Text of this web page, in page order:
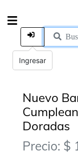
Nuevo
Doradas
Precio: $
Ingresar